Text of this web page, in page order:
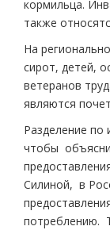
кормильца.
также
На
сирот, детей,
ветеранов
являются
Разделение по
чтобы
Силиной, в
потреблению.